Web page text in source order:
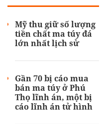
Mỹ thu giữ số lượng
tiền chất ma túy đá
lớn nhất lịch sử
Gần 70 bị cáo mua
bán ma túy ở Phú
Thọ lĩnh án, một bị
cáo lĩnh án tử hình